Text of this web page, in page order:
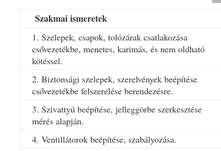
Szakmai ismeretek
1. Szelepek, csapok, tolózárak csatlakozása
csővezetékbe, menetes, karimás, és nem oldható
kötéssel.
2. Biztonsági szelepek, szerelvények beépítése
csővezetékbe felszerelése berendezésre.
3. Szivattyú beépítése, jelleggörbe szerkesztése
mérés alapján.
4. Ventillátorok beépítése, szabályozása.